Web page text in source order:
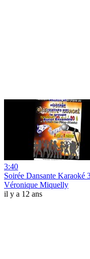
3:40
Soirée Dansante
Véronique Miquelly
il y a 12 ans